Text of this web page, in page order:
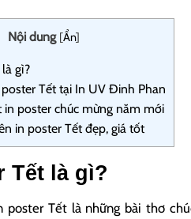
Nội dung [Ẩn]
gì?
Tết tại In UV Đinh Phan
in poster chúc mừng năm mới
in poster Tết đẹp, giá tốt
Tết là gì?
poster Tết là những bài thơ